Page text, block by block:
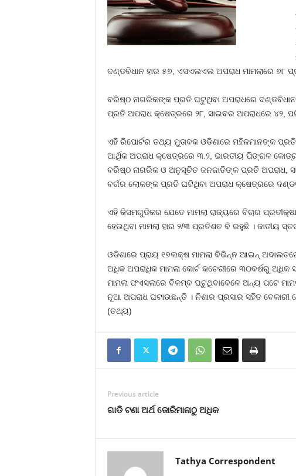
ଦଣ୍ଡବିଧାନ ହାର ୫୭, ଏସଏଲଏଲ ଅପରାଧ ମାମଲାରେ ୭୮
ବରିଷ୍ଠ ନାଗରିକଙ୍କ ପ୍ରତି ଘଟୁଥିବା ଅପରାଧରେ
ପ୍ରତି ଅପରାଧ କ୍ଷେତ୍ରରେ ୨୮, ସାଇବର ଅପରାଧରେ ୪୨,
ଏହି ରିପୋର୍ଟର ତଥ୍ୟ ମୁତାବକ ଓଡିଶାରେ ମହିଳମାନଙ୍କ ପ୍ରତି
ଆର୍ଥିକ ଅପରାଧ କ୍ଷେତ୍ରରେ ୩.୨, ଭାରତୀୟ ପିଙ୍ଗଳ
ବରିଷ୍ଠ ନାଗରିକ ଓ ଅନୁସୂଚିତ ଜନଜାତିଙ୍କ ପ୍ରତି ଅପରାଧ,
ବର୍ଗର ଲୋକଙ୍କ ପ୍ରତି ଘଟିଥିବା ଅପରାଧ କ୍ଷେତ୍ରରେ
ଏହି କିସମଗୁଡିକର ଯେତେ ମାମଲା ରାଜ୍ୟରେ ବିଚାର
ହେଉଥିବା ମାମଲା ହାର ୨/୩ ପ୍ରତିଶତ ବି ରହୁଛି । ଜାତୀୟ
ଓଡିଶାରେ ପ୍ରାୟ ୧୭ଲକ୍ଷ ମାମଲା ବିଭିନ୍ନ ଆଇନ୍‍
ଅଧିକ ଅପରାଧିକ ମାମଲା କୋର୍ଟ କଚେରୀରେ ୩୦ବର୍ଷରୁ
ମାମଲା ଫଏସଲାରେ ବିଳମ୍ବ ଘଟୁଥିବାବେଳେ ଅନ୍ୟ ପଟେ
ନୂଆ ଅପରାଧ ଘଟାଉଛନ୍ତି । ନିଶାର ପ୍ରସାର ସହିତ
(ତଥ୍ୟ)
Previous article
ଗାଡି ଟଣା ଅର୍ଥ ଜୋରିମାନାଠୁ ଅଧିକ
Tathya Correspondent